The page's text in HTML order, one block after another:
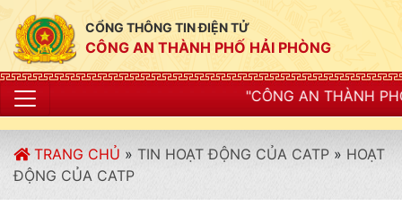
CỔNG THÔNG TIN ĐIỆN TỬ
CÔNG AN THÀNH PHỐ HẢI PHÒNG
"CÔNG AN THÀNH PHỐ HẢI PHÒNG
TRANG CHỦ » TIN HOẠT ĐỘNG CỦA CATP » HOẠT
ĐỘNG CỦA CATP